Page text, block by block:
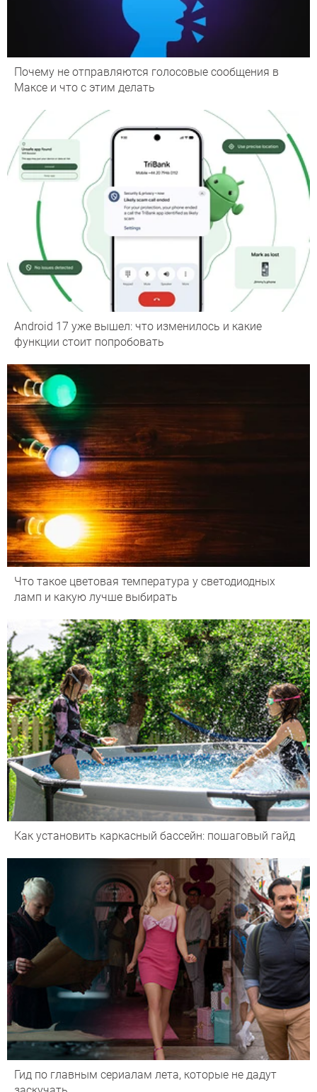
Почему не отправляются голосовые сообщения в
Максе и что с этим делать
Android 17 уже вышел: что изменилось и какие
функции стоит попробовать
Что такое цветовая температура у светодиодных
ламп и какую лучше выбирать
Как установить каркасный бассейн: пошаговый гайд
Гид по главным сериалам лета, которые не дадут